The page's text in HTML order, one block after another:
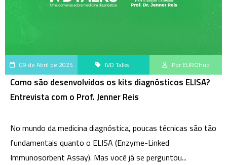
09 de Abril de 2025 IVD Talks Por EUROHub
Como são desenvolvidos os kits diagnósticos ELISA?
Entrevista com o Prof. Jenner Reis
No mundo da medicina diagnóstica, poucas técnicas são tão
fundamentais quanto o ELISA (Enzyme-Linked
Immunosorbent Assay). Mas você já se perguntou...